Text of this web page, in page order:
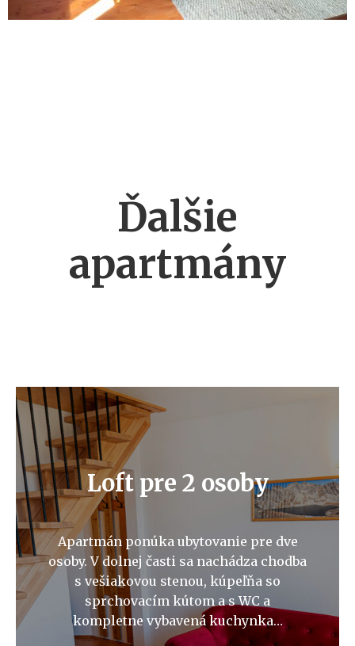
Ďalšie
apartmány
Loft pre 2 osoby
Apartmán ponúka ubytovanie pre dve
osoby. V dolnej časti sa nachádza chodba
s vešiakovou stenou, kúpeľňa so
sprchovacím kútom a s WC a
kompletne vybavená kuchynka…